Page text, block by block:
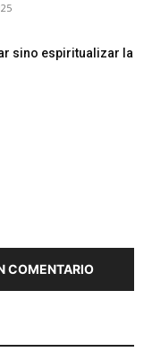
sino espiritualizar la
COMENTARIO